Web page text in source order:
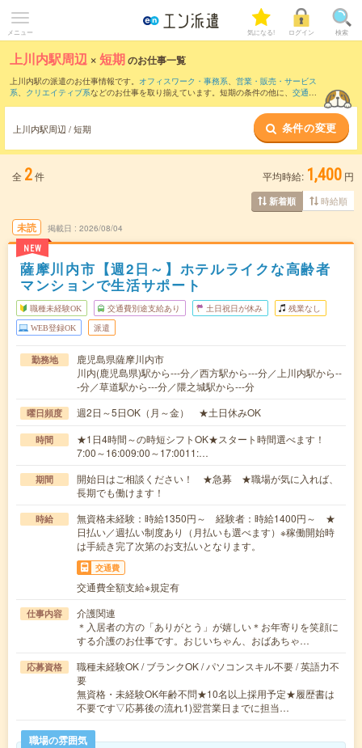
メニュー 気になる! ログイン 検索
上川内駅周辺 ×短期のお仕事一覧
上川内駅の派遣のお仕事情報です。 オフィスワーク・事務系、 営業・販売・サービス
系、 クリエイティブ系などのお仕事を取り揃えています。短期の条件の他に、 交通費
上川内駅周辺 / 短期 条件の変更
全 2件 平均時給: 1,400 円
新着順 時給順
未読
NEW
掲載日 2026/08/04
薩摩川内市【週2日～】ホテルライクな高齢者
マンションで生活サポート
職種未経験OK 交通費別途支給あり 土日祝日が休み 残業なし
WEB登録OK 派遣
勤務地
鹿児島県薩摩川内市
川内(鹿児島県)駅から---分／西方駅から---分／上川内駅から--
-分／草道駅から---分／隈之城駅から---分
曜日頻度 週2日～5日OK（月～金） ★土日休みOK
時間
★1日4時間～の時短シフトOK★スタート時間選べます！
7:00～16:009:00～17:0011:…
期間
開始日はご相談ください！ ★急募 ★職場が気に入れば、
長期でも働けます！
時給
無資格未経験：時給1350円～ 経験者：時給1400円～ ★
日払い／週払い制度あり（月払いも選べます）※稼働開始時
は手続き完了次第のお支払いとなります。
交通費
交通費全額支給※規定有
仕事内容
介護関連
＊入居者の方の「ありがとう」が嬉しい＊お年寄りを笑顔に
する介護のお仕事です。おじいちゃん、おばあちゃ…
応募資格
職種未経験OK / ブランクOK / パソコンスキル不要 / 英語力不
要
無資格・未経験OK年齢不問★10名以上採用予定★履歴書は
不要です▽応募後の流れ1)翌営業日までに担当…
職場の雰囲気